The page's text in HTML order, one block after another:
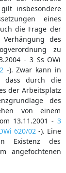
insbesondere
eines
die Frage der
des
zu
- 3 Ss OWi
-). Zwar kann in
dass durch die
der Arbeitsplatz
des
von einem
13.11.2001 - 3
620/02 -). Eine
Existenz des
angefochtenen